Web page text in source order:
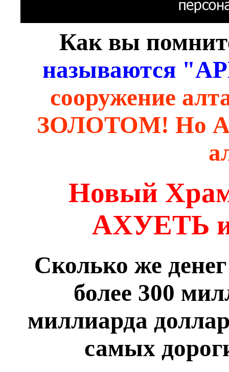
Как вы
называются
сооружение
ЗОЛОТОМ! Но
Новый
АХУЕТЬ
Сколько же
более 300
миллиарда
самых